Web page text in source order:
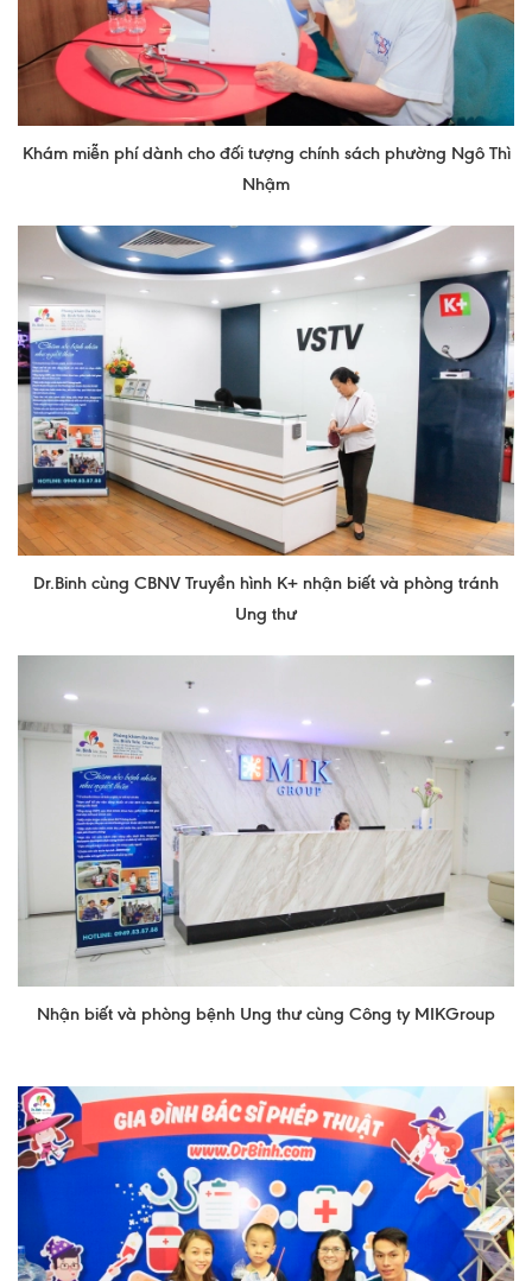
Xét nghiệm sàng lọc NIPT
Chẩn đoán hình ảnh
Gói khám sức khỏe cá nhân định kỳ
Gói khám tầm soát ung thư sớm
Dịch vụ ưu đãi đặc biệt
Bác sĩ online - Tư vấn từ xa
Bác sĩ gia đình chăm sóc y tế 24/7
Nhà thuốc GPP
Dịch vụ Y tế Cơ quan – MEDI-OFFICE
Dịch vụ Y tế gia đình – MEDI-HOME
Bảo lãnh viện phí HỎI ĐÁP
TUYỂN DỤNG TRA CỨU HỒ SƠ
Khám miễn phí dành cho đối tượng chính sách phường Ngô Thì
Nhậm
Dr.Binh cùng CBNV Truyền hình K+ nhận biết và phòng tránh
Ung thư
Nhận biết và phòng bệnh Ung thư cùng Công ty MIKGroup